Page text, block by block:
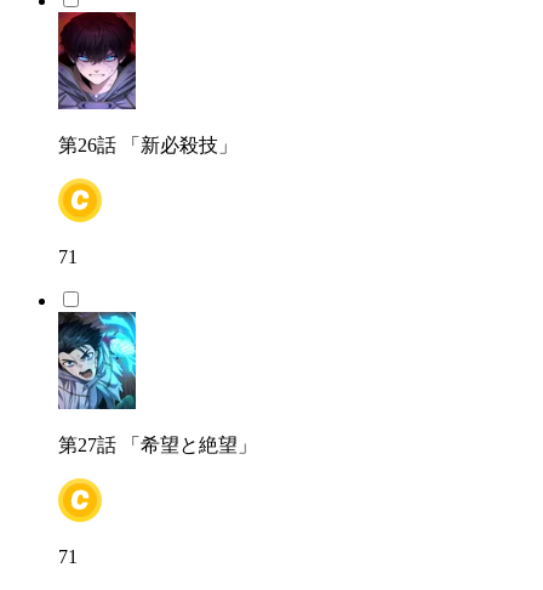
第26話 「新必殺技」
71
第27話 「希望と絶望」
71